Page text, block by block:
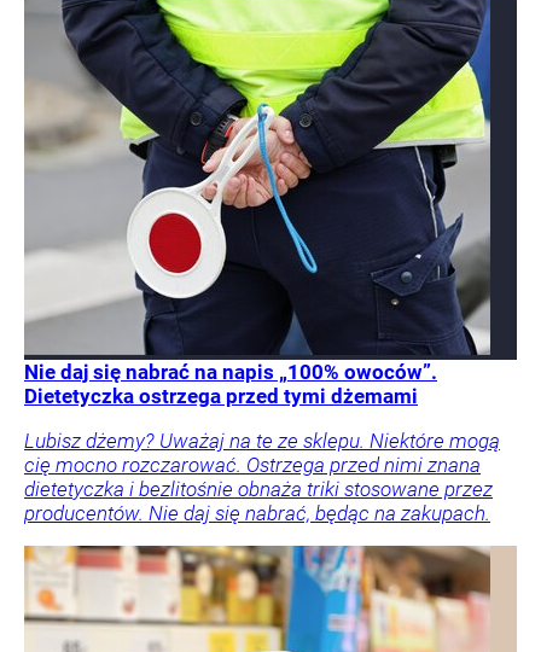
Nie daj się nabrać na napis „100% owoców”.
Dietetyczka ostrzega przed tymi dżemami
Lubisz dżemy? Uważaj na te ze sklepu. Niektóre mogą
cię mocno rozczarować. Ostrzega przed nimi znana
dietetyczka i bezlitośnie obnaża triki stosowane przez
producentów. Nie daj się nabrać, będąc na zakupach.